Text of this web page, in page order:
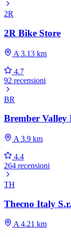
2R
2R Bike Store
A 3.13 km
4.7
92 recensioni
BR
Brember Valley
A 3.9 km
4.4
264 recensioni
TH
Thecno Italy
A 4.21 km